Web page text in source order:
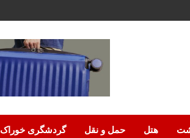
هتل حمل‌ و نقل گردشگری خوراک